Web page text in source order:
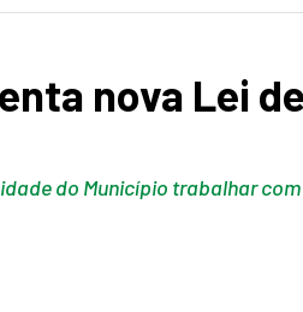
nova Lei
do Município trabalhar